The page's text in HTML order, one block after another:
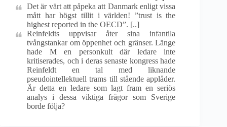
Det är värt att påpeka att Danmark enligt vissa
mått har högst tillit i världen! ”trust is the
highest reported in the OECD”. [..]
Reinfeldts uppvisar åter sina infantila
tvångstankar om öppenhet och gränser. Länge
hade M en personkult där ledare inte
kritiserades, och i deras senaste kongress hade
Reinfeldt en tal med liknande
pseudointellektuell trams till stående applåder.
Är detta en ledare som lagt fram en seriös
analys i dessa viktiga frågor som Sverige
borde följa?